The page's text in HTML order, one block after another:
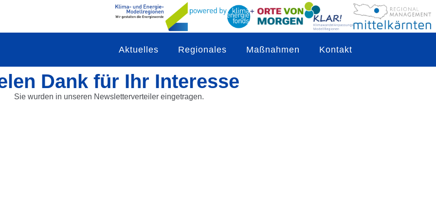
Aktuelles Regionales Maßnahmen Kontakt
Dank für Ihr Interesse
Sie wurden in unseren Newsletterverteiler eingetragen.